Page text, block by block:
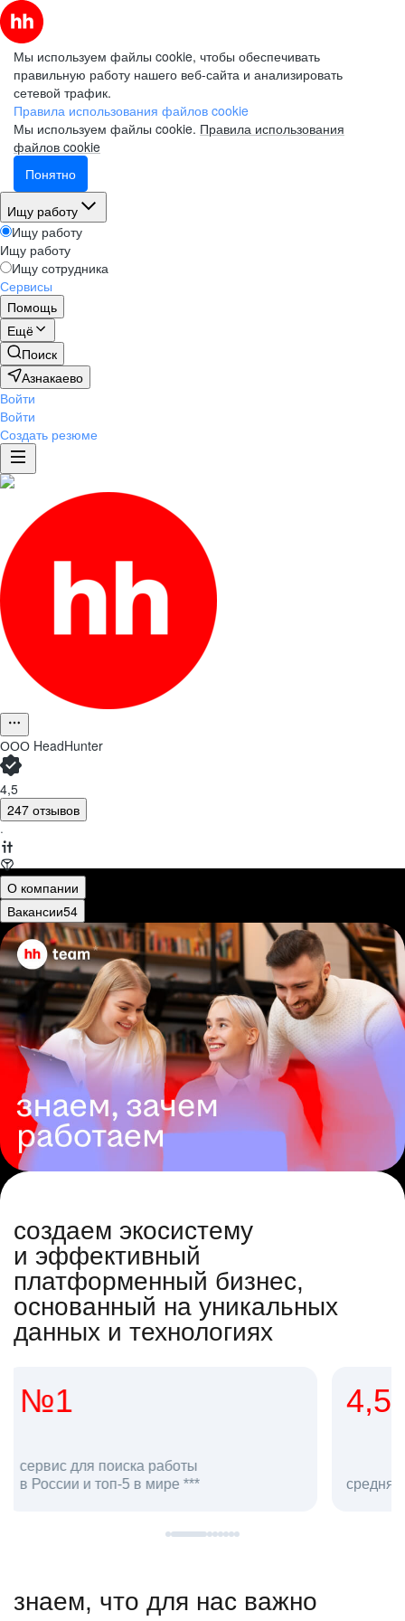
Мы используем файлы cookie, чтобы обеспечивать
правильную работу нашего веб-сайта и анализировать
сетевой трафик.
Правила использования файлов cookie
Мы используем файлы cookie. Правила использования
файлов cookie
Понятно
Ищу работу
Ищу работу
Ищу работу
Ищу сотрудника
Сервисы
Помощь
Ещё
Поиск
Азнакаево
Войти
Войти
Создать резюме
ООО HeadHunter
4,5
247 отзывов
·
О компании
Вакансии54
создаем экосистему
и эффективный
платформенный бизнес,
основанный на уникальных
данных и технологиях
4,5
средняя оценка hh.ru как работодателя **
в hh.ru
знаем, что для нас важно